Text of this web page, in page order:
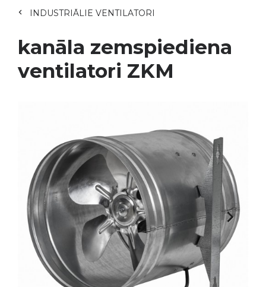
INDUSTRIĀLIE VENTILATORI
kanāla zemspiediena
ventilatori ZKM